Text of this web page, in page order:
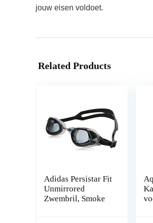
jouw eisen voldoet.
Related Products
Adidas Persistar Fit
Unmirrored
Zwembril, Smoke